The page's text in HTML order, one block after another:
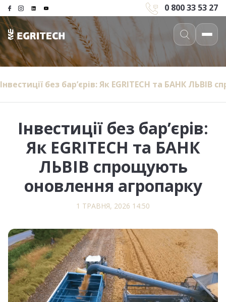
0 800 33 53 27
​Інвестиції без бар’єрів: Як EGRITECH та БАНК
​Інвестиції без бар’єрів:
Як EGRITECH та БАНК
ЛЬВІВ спрощують
оновлення агропарку
1 ТРАВНЯ, 2026 14:50